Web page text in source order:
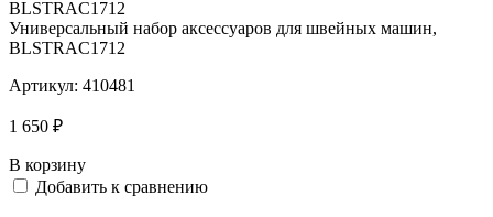
Универсальный набор аксессуаров для швейных машин,
BLSTRAC1712
Артикул: 410481
1 650 ₽
В корзину
Добавить к сравнению